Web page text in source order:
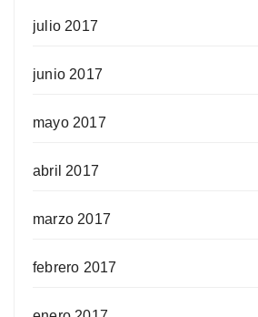
julio 2017
junio 2017
mayo 2017
abril 2017
marzo 2017
febrero 2017